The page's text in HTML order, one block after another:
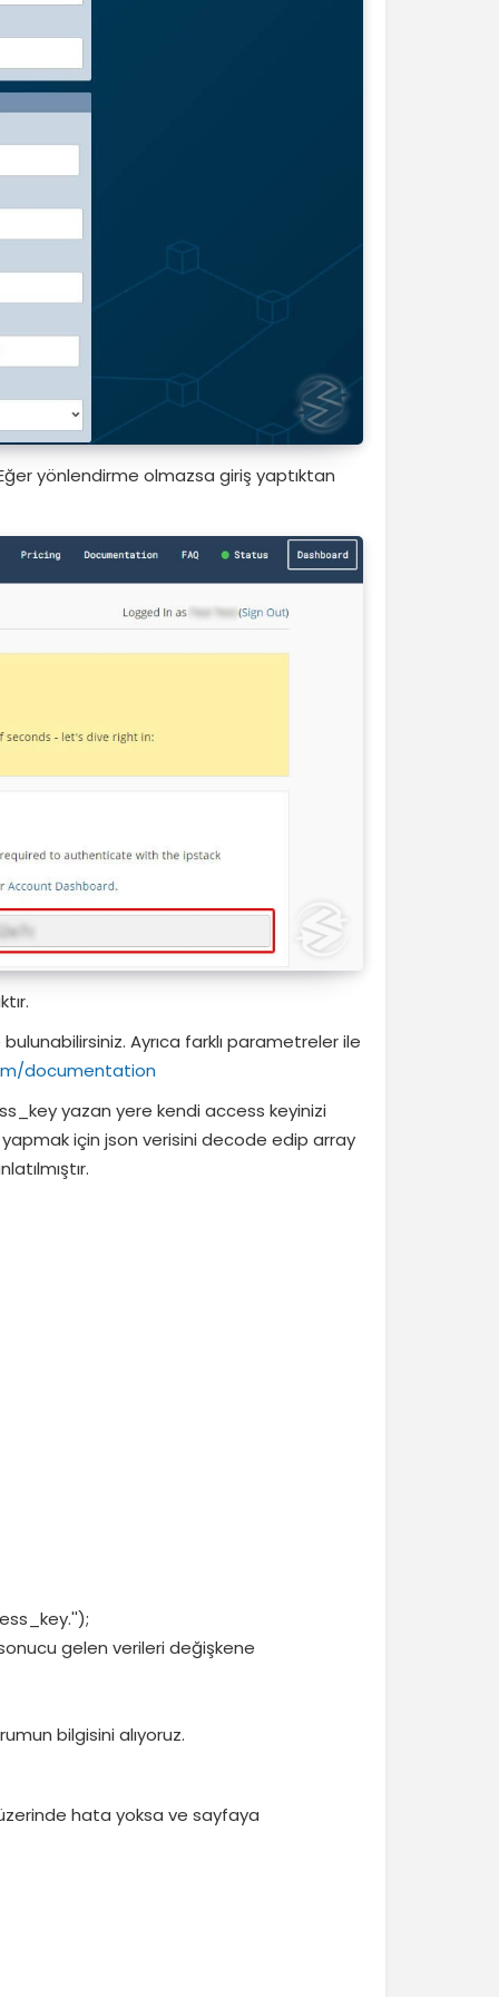
yönlendirme olmazsa giriş yaptıktan
Ayrıca farklı parametreler ile
documentation
yazan yere kendi access keyinizi
yapmak için json verisini decode edip array
gelen verileri değişkene
bilgisini alıyoruz.
hata yoksa ve sayfaya